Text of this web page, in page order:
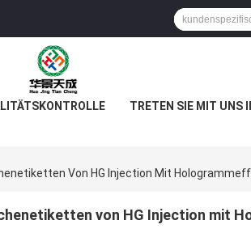
TRETEN SIE MIT UNS
Von HG Injection Mit
von HG Injection mit